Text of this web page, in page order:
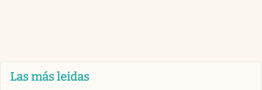
Las más leidas